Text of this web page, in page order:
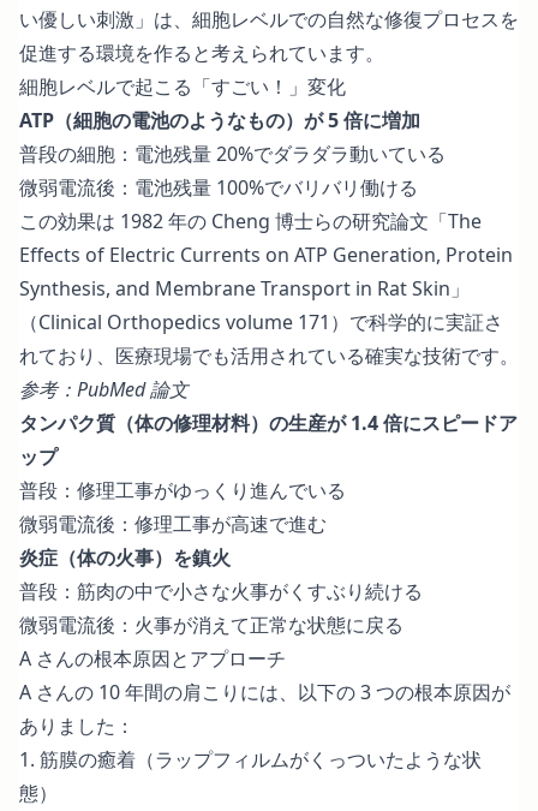
い優しい刺激」は、細胞レベルでの自然な修復プロセスを
促進する環境を作ると考えられています。
細胞レベルで起こる「すごい！」変化
ATP（細胞の電池のようなもの）が 5 倍に増加
普段の細胞：電池残量 20%でダラダラ動いている
微弱電流後：電池残量 100%でバリバリ働ける
この効果は 1982 年の Cheng 博士らの研究論文「The
Effects of Electric Currents on ATP Generation, Protein
Synthesis, and Membrane Transport in Rat Skin」
（Clinical Orthopedics volume 171）で科学的に実証さ
れており、医療現場でも活用されている確実な技術です。
参考： PubMed 論文
タンパク質（体の修理材料）の生産が 1.4 倍にスピードア
ップ
普段：修理工事がゆっくり進んでいる
微弱電流後：修理工事が高速で進む
炎症（体の火事）を鎮火
普段：筋肉の中で小さな火事がくすぶり続ける
微弱電流後：火事が消えて正常な状態に戻る
A さんの根本原因とアプローチ
A さんの 10 年間の肩こりには、以下の 3 つの根本原因が
ありました：
1. 筋膜の癒着（ラップフィルムがくっついたような状
態）